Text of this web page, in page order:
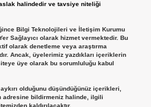
halindedir ve tavsiye niteliği
Bilgi Teknolojileri ve İletişim Kurumu
Sağlayıcı olarak hizmet vermektedir. Bu
olarak denetleme veya araştırma
Ancak, üyelerimiz yazdıkları içeriklerin
üye olarak bu sorumluluğu kabul
olduğunu düşündüğünüz içerikleri,
adresine bildirmeniz halinde, ilgili